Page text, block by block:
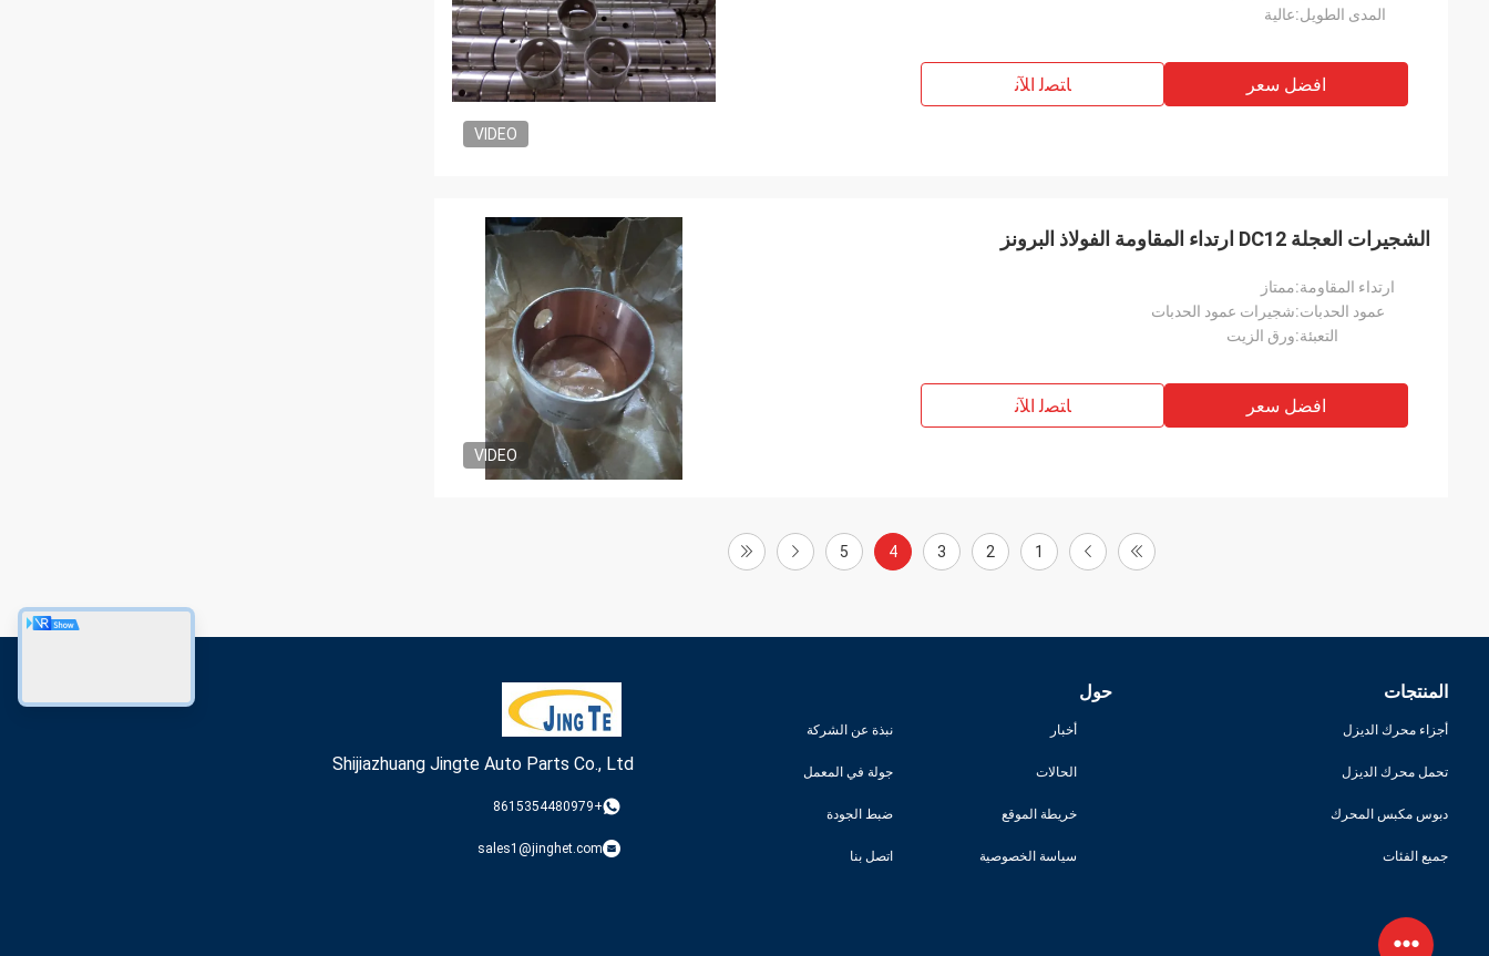
VIDEO
المدى الطويل:عالية
افضل سعر ﺎﺘﺼﻟ ﺍﻶﻧ
VIDEO
الشجيرات العجلة DC12 ارتداء المقاومة الفولاذ البرونز
ارتداء المقاومة:ممتاز
عمود الحدبات:شجيرات عمود الحدبات
التعبئة:ورق الزيت
افضل سعر ﺎﺘﺼﻟ ﺍﻶﻧ
1
2
3
4
5
Shijiazhuang Jingte Auto Parts Co., Ltd
+8615354480979
sales1@jinghet.com
حول
نبذة عن الشركة
جولة في المعمل
ضبط الجودة
اتصل بنا
أخبار
الحالات
خريطة الموقع
سياسة الخصوصية
المنتجات
أجزاء محرك الديزل
تحمل محرك الديزل
دبوس مكبس المحرك
جميع الفئات